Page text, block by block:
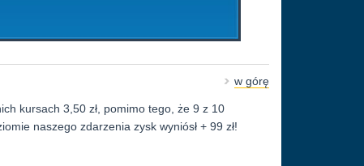
w górę
kursach 3,50 zł, pomimo tego, że 9 z 10
naszego zdarzenia zysk wyniósł + 99 zł!